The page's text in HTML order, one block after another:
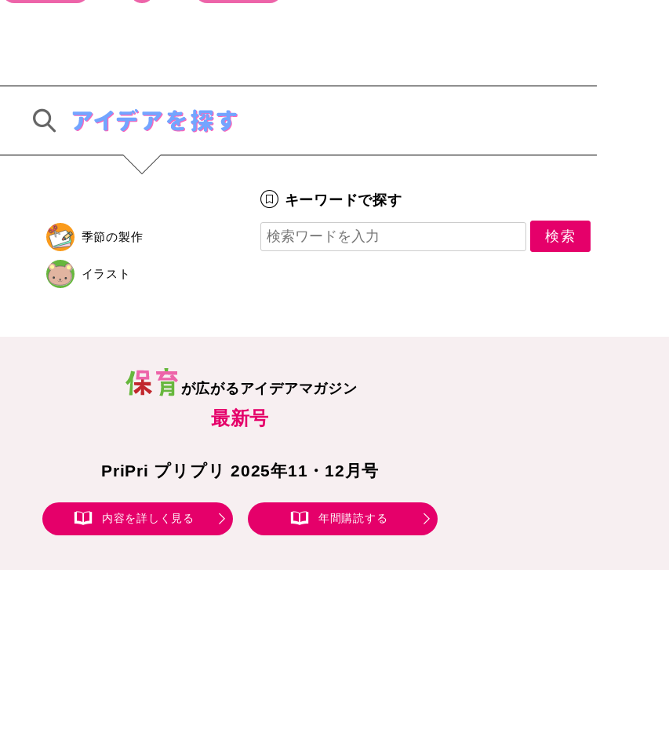
季節の製作
イラスト
キーワードで探す
が広がるアイデアマガジン
最新号
PriPri プリプリ 2025年11・12月号
内容を詳しく見る 年間購読する